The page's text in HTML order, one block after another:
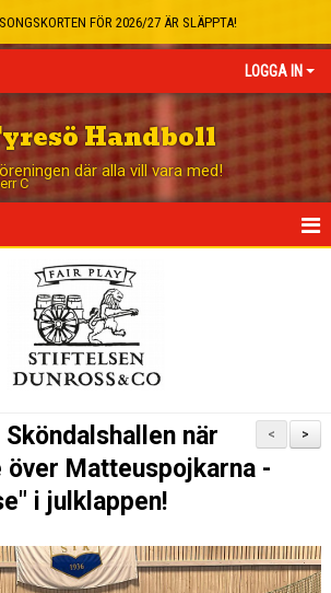
FÖR 2026/27 ÄR SLÄPPTA!
LOGGA IN
Handboll
där alla vill vara med!
C
>
<
när
Matteuspojkarna -
i julklappen!